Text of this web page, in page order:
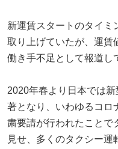
新運賃スタートのタイミ
取り上げていたが、運賃
働き手不足として報道し
2020年春より日本では
著となり、いわゆるコロ
粛要請が行われたことで
見せ、多くのタクシー